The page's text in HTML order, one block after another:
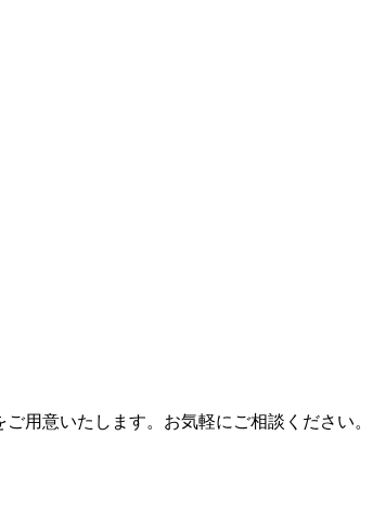
用意いたします。お気軽にご相談ください。